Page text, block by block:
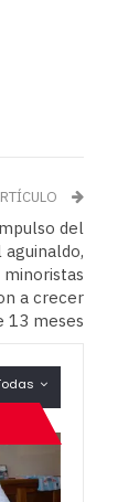
del
aguinaldo,
minoristas
a crecer
13 meses